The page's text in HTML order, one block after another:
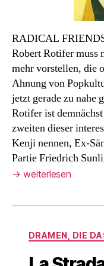
RADICAL
Robert Rotifer muss
mehr vorstellen, die
Ahnung von
jetzt gerade zu nahe
Rotifer ist
zweiten dieser
Kenji nennen, Ex-
Partie Friedrich
→ weiterlesen
DRAMEN, DIE